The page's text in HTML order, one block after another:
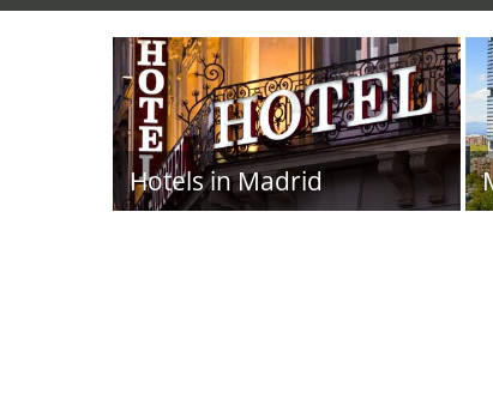
Hotels in Madrid